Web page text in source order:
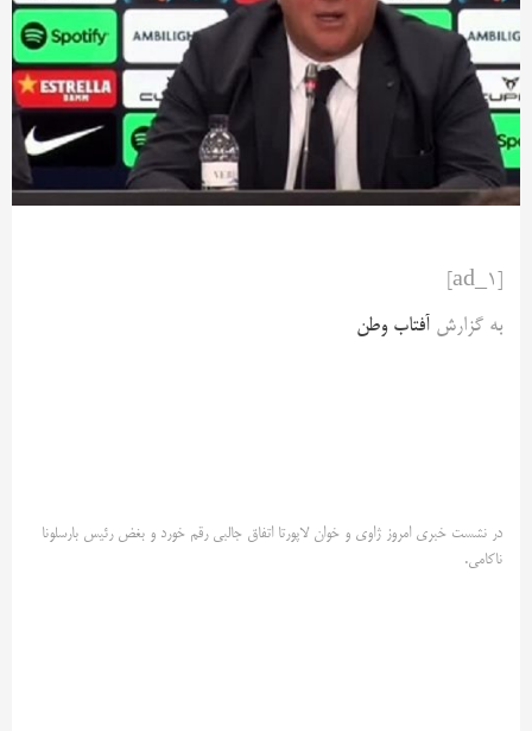
به گزارش آفتاب وطن
در نشست خبری امروز ژاوی و خوان لاپورتا اتفاق جالبی رقم خورد و بغض رئیس بارسلونا
ناکامی.